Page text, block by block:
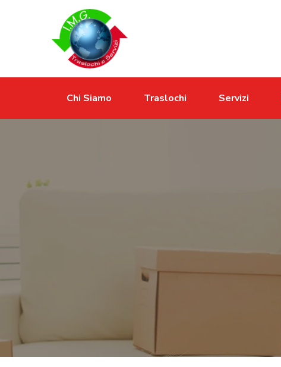
Chi Siamo Traslochi Servizi